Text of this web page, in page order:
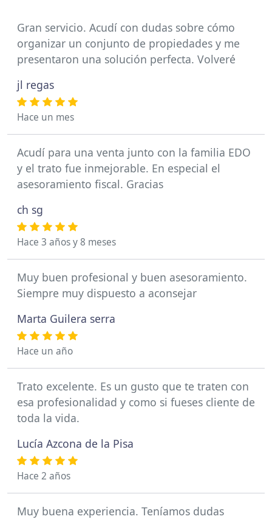
Gran servicio. Acudí con dudas sobre cómo
organizar un conjunto de propiedades y me
presentaron una solución perfecta. Volveré
jl regas
Hace un mes
Acudí para una venta junto con la familia EDO
y el trato fue inmejorable. En especial el
asesoramiento fiscal. Gracias
ch sg
Hace 3 años y 8 meses
Muy buen profesional y buen asesoramiento.
Siempre muy dispuesto a aconsejar
Marta Guilera serra
Hace un año
Trato excelente. Es un gusto que te traten con
esa profesionalidad y como si fueses cliente de
toda la vida.
Lucía Azcona de la Pisa
Hace 2 años
Muy buena experiencia. Teníamos dudas